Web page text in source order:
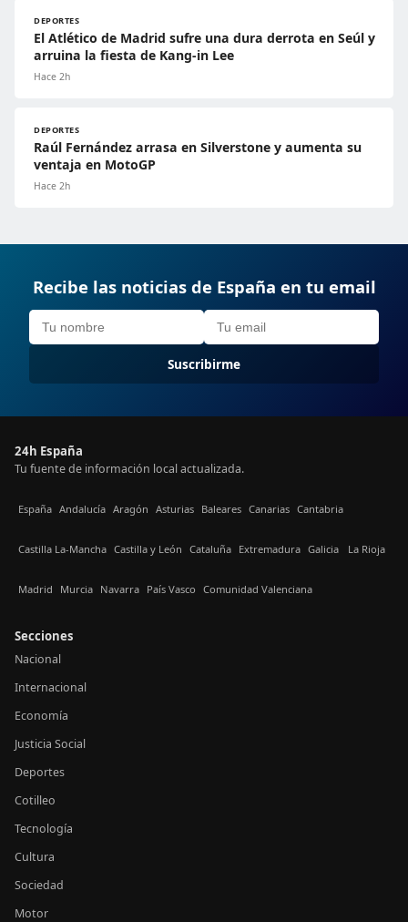
DEPORTES
El Atlético de Madrid sufre una dura derrota en Seúl y
arruina la fiesta de Kang-in Lee
Hace 2h
DEPORTES
Raúl Fernández arrasa en Silverstone y aumenta su
ventaja en MotoGP
Hace 2h
Recibe las noticias de España en tu email
Suscribirme
24h España
Tu fuente de información local actualizada.
España Andalucía Aragón Asturias Baleares Canarias Cantabria
Castilla La-Mancha Castilla y León Cataluña Extremadura Galicia La Rioja
Madrid Murcia Navarra País Vasco Comunidad Valenciana
Secciones
Nacional
Internacional
Economía
Justicia Social
Deportes
Cotilleo
Tecnología
Cultura
Sociedad
Motor